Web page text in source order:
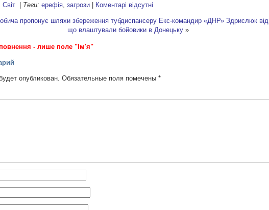
Світ | Теги: ерефія ,загрози | Коментарі відсутні
пропонує шляхи збереження тубдиспансеру Екс-командир «ДНР» Здрислюк
що влаштували бойовики в Донецьку »
- лише поле "Ім'я"
опубликован. Обязательные поля помечены*